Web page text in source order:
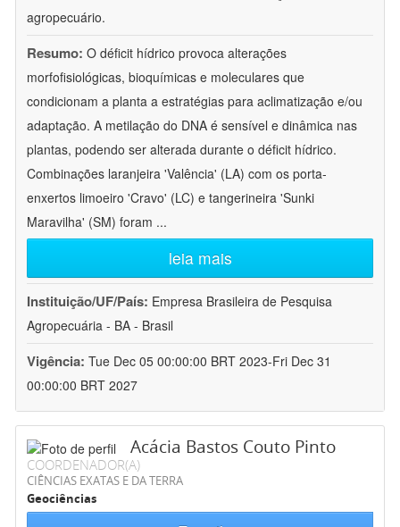
agropecuário.
Resumo: O déficit hídrico provoca alterações
morfofisiológicas, bioquímicas e moleculares que
condicionam a planta a estratégias para aclimatização e/ou
adaptação. A metilação do DNA é sensível e dinâmica nas
plantas, podendo ser alterada durante o déficit hídrico.
Combinações laranjeira 'Valência' (LA) com os porta-
enxertos limoeiro 'Cravo' (LC) e tangerineira 'Sunki
Maravilha' (SM) foram ...
leia mais
Instituição/UF/País: Empresa Brasileira de Pesquisa
Agropecuária - BA - Brasil
Vigência: Tue Dec 05 00:00:00 BRT 2023-Fri Dec 31
00:00:00 BRT 2027
Acácia Bastos Couto Pinto
COORDENADOR(A)
CIÊNCIAS EXATAS E DA TERRA
Geociências